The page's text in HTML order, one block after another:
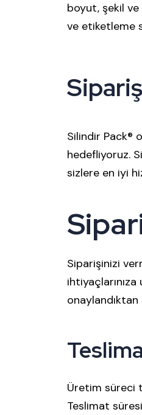
boyut, şekil
ve etiketleme
Silindir Pack®
hedefliyoruz.
sizlere en iyi
Siparişinizi
Üretim süreci
Teslimat